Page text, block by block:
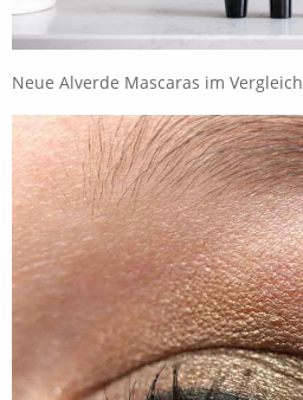
Neue Alverde Mascaras im Vergleich